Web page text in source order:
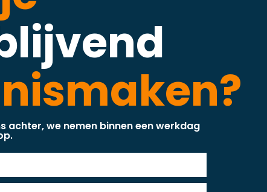
achter, we nemen binnen een werkdag